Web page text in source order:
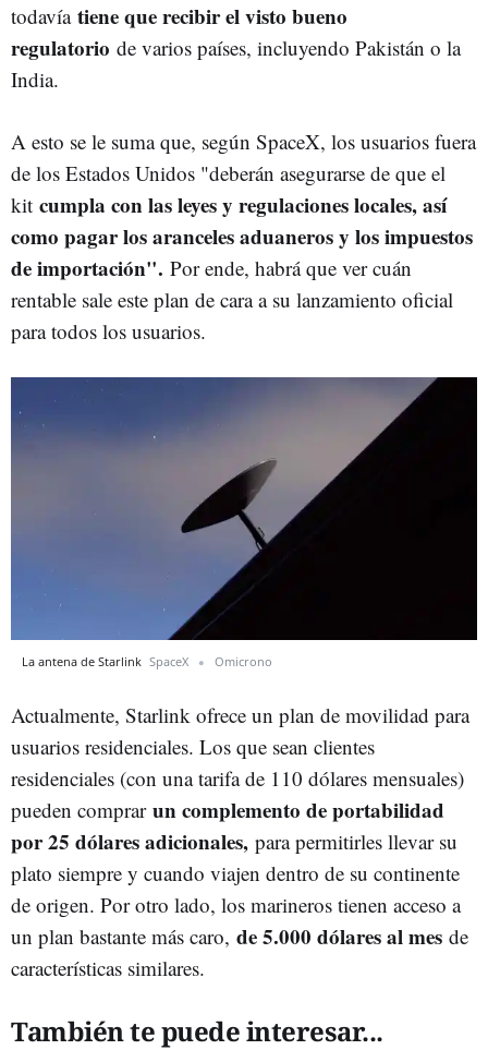
todavía tiene que recibir el visto bueno
regulatorio de varios países, incluyendo Pakistán o la
India.
A esto se le suma que, según SpaceX, los usuarios fuera
de los Estados Unidos "deberán asegurarse de que el
kit cumpla con las leyes y regulaciones locales, así
como pagar los aranceles aduaneros y los impuestos
de importación". Por ende, habrá que ver cuán
rentable sale este plan de cara a su lanzamiento oficial
para todos los usuarios.
La antena de Starlink SpaceX Omicrono
Actualmente, Starlink ofrece un plan de movilidad para
usuarios residenciales. Los que sean clientes
residenciales (con una tarifa de 110 dólares mensuales)
pueden comprar un complemento de portabilidad
por 25 dólares adicionales, para permitirles llevar su
plato siempre y cuando viajen dentro de su continente
de origen. Por otro lado, los marineros tienen acceso a
un plan bastante más caro, de 5.000 dólares al mes de
características similares.
También te puede interesar...